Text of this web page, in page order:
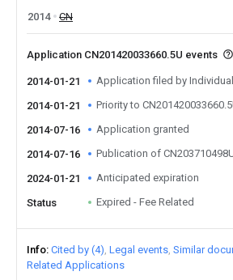
2014
CN
Application CN201420033660.5U events
2014-01-21 Application filed by Individual
2014-01-21 Priority to
2014-07-16 Application granted
2014-07-16 Publication of
2024-01-21 Anticipated expiration
Status Expired - Fee Related
Info Cited by (4) Legal events Similar
Related Applications